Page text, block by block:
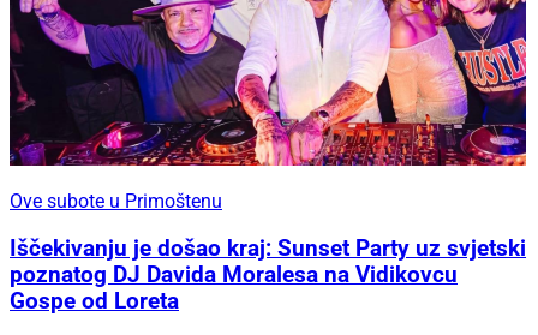
Ove subote u Primoštenu
Iščekivanju je došao kraj: Sunset Party uz svjetski
poznatog DJ Davida Moralesa na Vidikovcu
Gospe od Loreta